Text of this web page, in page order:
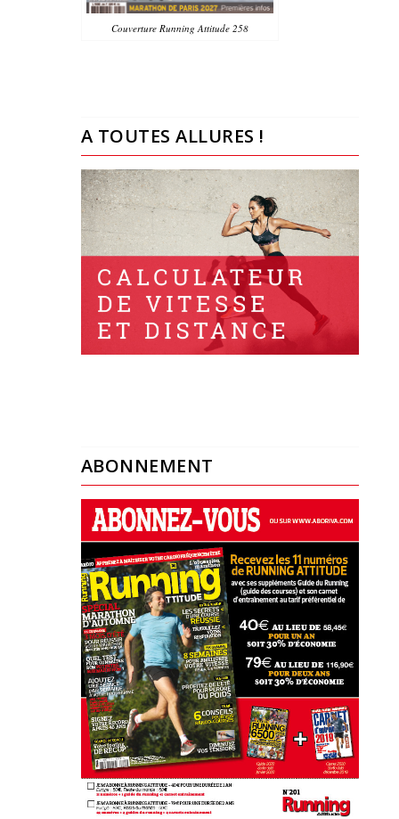
Couverture Running Attitude 258
A TOUTES ALLURES !
ABONNEMENT